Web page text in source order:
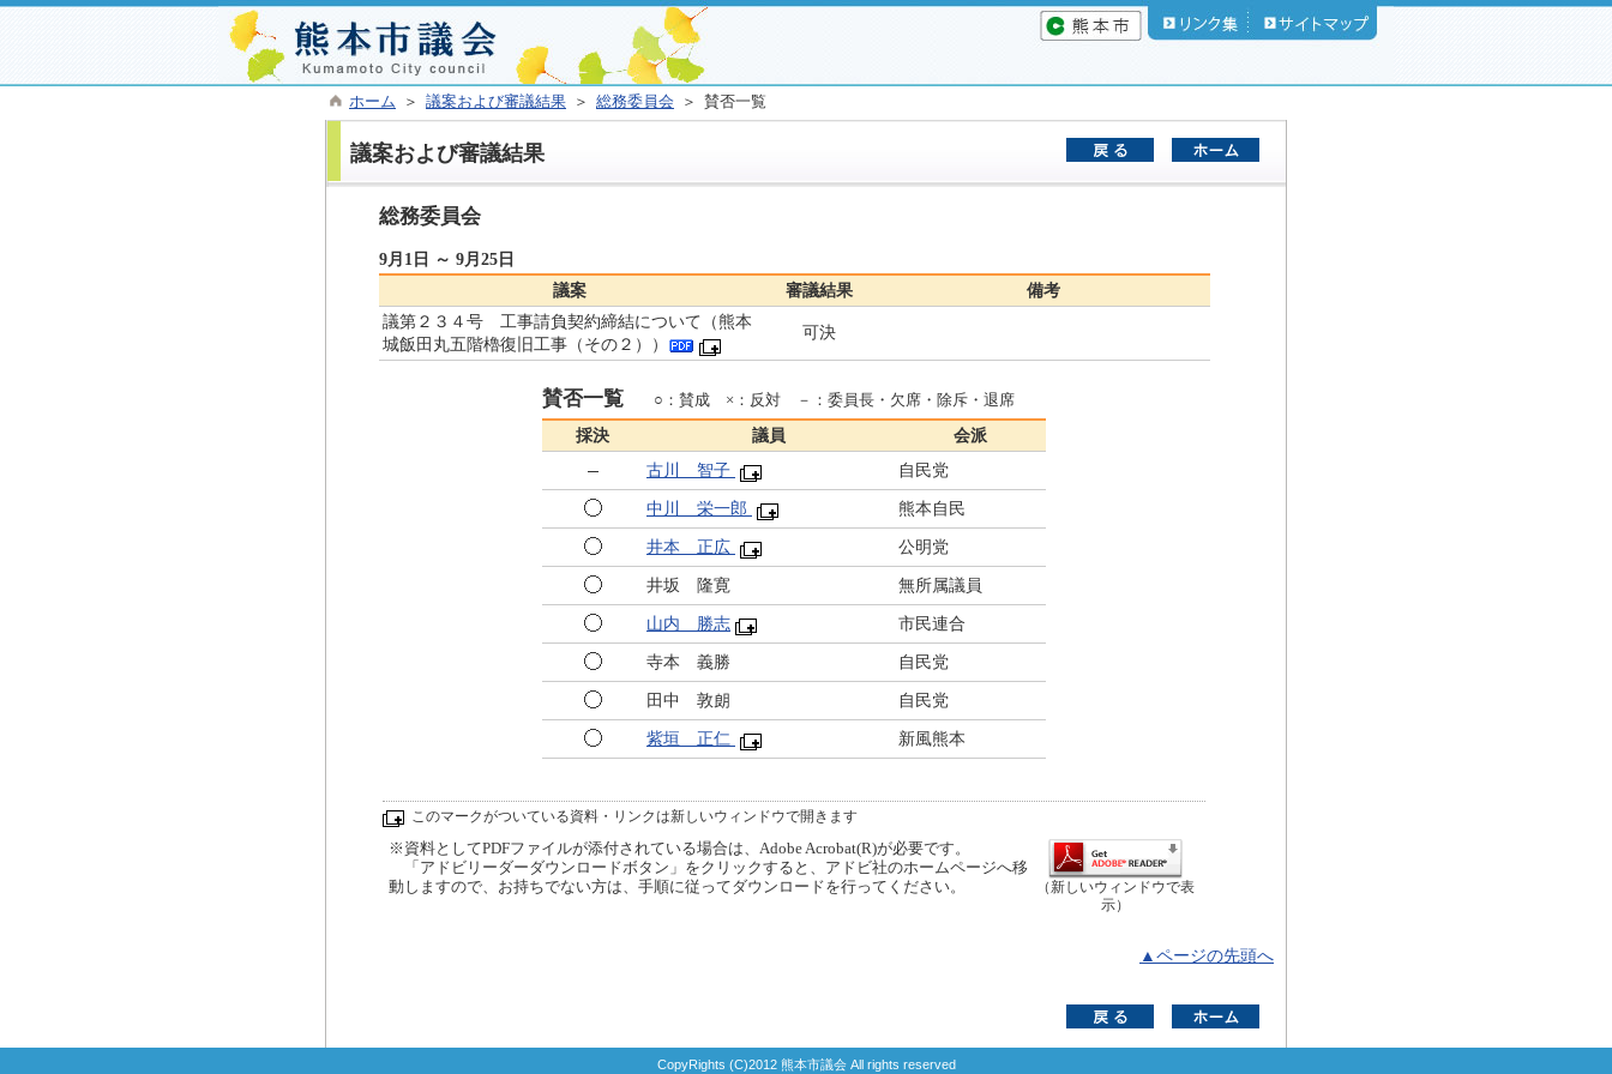
ホーム ＞ 議案および審議結果 ＞ 総務委員会 ＞ 賛否一覧
議案および審議結果
総務委員会
9月1日 ～ 9月25日
議案
審議結果
備考
議第２３４号 工事請負契約締結について（熊本
城飯田丸五階櫓復旧工事（その２））
可決
賛否一覧 ○：賛成 ×：反対 －：委員長・欠席・除斥・退席
採決 議員
会派
古川 智子
自民党
中川 栄一郎 熊本自民
井本 正広 公明党
井坂 隆寛 無所属議員
山内 勝志 市民連合
寺本 義勝 自民党
田中 敦朗 自民党
紫垣 正仁 新風熊本
このマークがついている資料・リンクは新しいウィンドウで開きます
※資料としてPDFファイルが添付されている場合は、Adobe Acrobat(R)が必要です。
「アドビリーダーダウンロードボタン」をクリックすると、アドビ社のホームページへ移
動しますので、お持ちでない方は、手順に従ってダウンロードを行ってください。
（新しいウィンドウで表
示）
▲ページの先頭へ
CopyRights (C)2012 熊本市議会 All rights reserved